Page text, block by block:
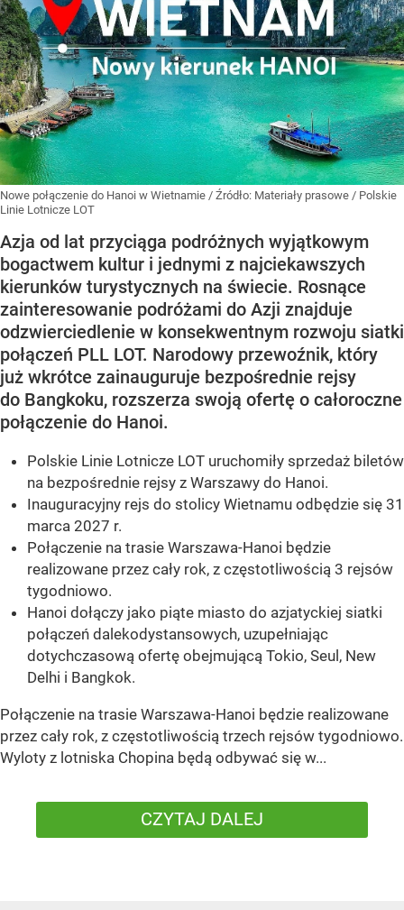
Nowe połączenie do Hanoi w Wietnamie / Źródło: Materiały prasowe / Polskie
Linie Lotnicze LOT
Azja od lat przyciąga podróżnych wyjątkowym
bogactwem kultur i jednymi z najciekawszych
kierunków turystycznych na świecie. Rosnące
zainteresowanie podróżami do Azji znajduje
odzwierciedlenie w konsekwentnym rozwoju siatki
połączeń PLL LOT. Narodowy przewoźnik, który
już wkrótce zainauguruje bezpośrednie rejsy
do Bangkoku, rozszerza swoją ofertę o całoroczne
połączenie do Hanoi.
Polskie Linie Lotnicze LOT uruchomiły sprzedaż biletów
na bezpośrednie rejsy z Warszawy do Hanoi.
Inauguracyjny rejs do stolicy Wietnamu odbędzie się 31
marca 2027 r.
Połączenie na trasie Warszawa-Hanoi będzie
realizowane przez cały rok, z częstotliwością 3 rejsów
tygodniowo.
Hanoi dołączy jako piąte miasto do azjatyckiej siatki
połączeń dalekodystansowych, uzupełniając
dotychczasową ofertę obejmującą Tokio, Seul, New
Delhi i Bangkok.
Połączenie na trasie Warszawa-Hanoi będzie realizowane
przez cały rok, z częstotliwością trzech rejsów tygodniowo.
Wyloty z lotniska Chopina będą odbywać się w...
CZYTAJ DALEJ